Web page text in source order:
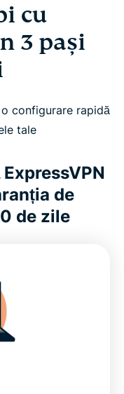
cu
3 pași
configurare rapidă
tale
de
de zile